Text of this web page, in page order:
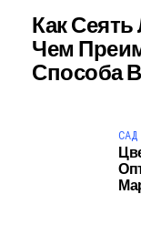
Как
Чем
Способа